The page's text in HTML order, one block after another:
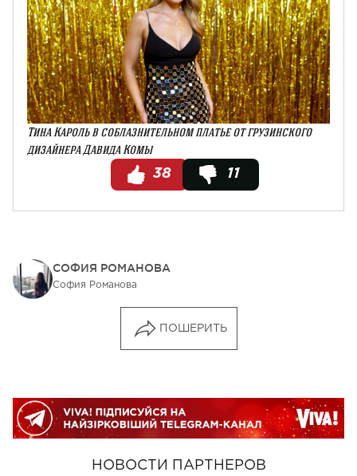
Тина Кароль в соблазнительном платье от грузинского
дизайнера Давида Комы
38
11
СОФИЯ РОМАНОВА
София Романова
ПОШЕРИТЬ
НОВОСТИ ПАРТНЕРОВ